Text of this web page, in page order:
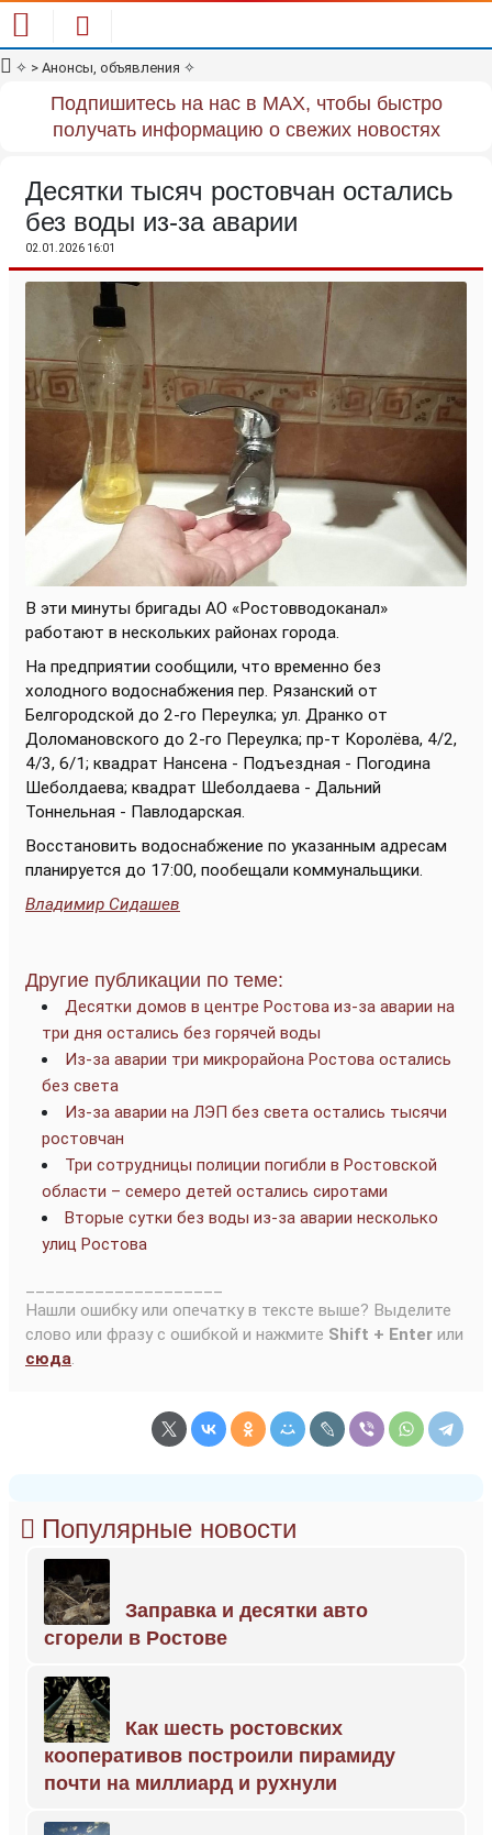
✧ > Анонсы, объявления ✧
Подпишитесь на нас в MAX, чтобы быстро
получать информацию о свежих новостях
Десятки тысяч ростовчан остались
без воды из-за аварии
02.01.2026 16:01
В эти минуты бригады АО «Ростовводоканал»
работают в нескольких районах города.
На предприятии сообщили, что временно без
холодного водоснабжения пер. Рязанский от
Белгородской до 2-го Переулка; ул. Дранко от
Доломановского до 2-го Переулка; пр-т Королёва, 4/2,
4/3, 6/1; квадрат Нансена - Подъездная - Погодина
Шеболдаева; квадрат Шеболдаева - Дальний
Тоннельная - Павлодарская.
Восстановить водоснабжение по указанным адресам
планируется до 17:00, пообещали коммунальщики.
Владимир Сидашев
Другие публикации по теме:
Десятки домов в центре Ростова из-за аварии на
три дня остались без горячей воды
Из-за аварии три микрорайона Ростова остались
без света
Из-за аварии на ЛЭП без света остались тысячи
ростовчан
Три сотрудницы полиции погибли в Ростовской
области – семеро детей остались сиротами
Вторые сутки без воды из-за аварии несколько
улиц Ростова
Нашли ошибку или опечатку в тексте выше? Выделите
слово или фразу с ошибкой и нажмите Shift + Enter или
сюда.
Популярные новости
Заправка и десятки авто
сгорели в Ростове
Как шесть ростовских
кооперативов построили пирамиду
почти на миллиард и рухнули